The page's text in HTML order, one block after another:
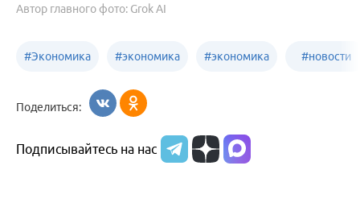
Автор главного фото: Grok AI
#Экономика #экономика
Алтайский
край
#экономика #новости
Поделиться:
Подписывайтесь на нас